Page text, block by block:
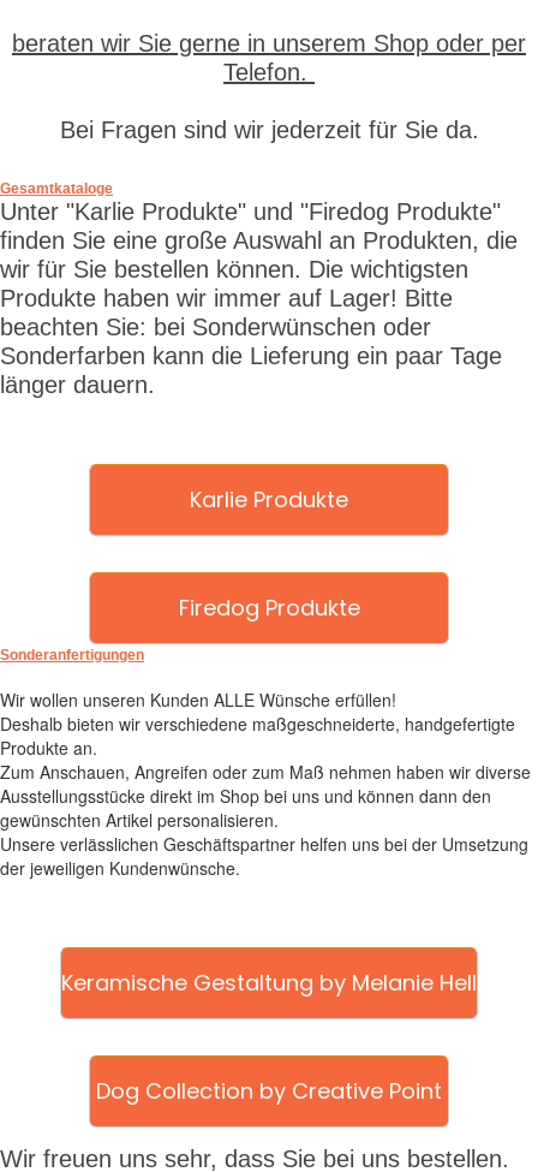
beraten wir Sie gerne in unserem Shop oder per
Telefon.
Bei Fragen sind wir jederzeit für Sie da.
Gesamtkataloge
Unter "Karlie Produkte" und "Firedog Produkte"
finden Sie eine große Auswahl an Produkten, die
wir für Sie bestellen können. Die wichtigsten
Produkte haben wir immer auf Lager! Bitte
beachten Sie: bei Sonderwünschen oder
Sonderfarben kann die Lieferung ein paar Tage
länger dauern.
Karlie Produkte
Firedog Produkte
Sonderanfertigungen
Wir wollen unseren Kunden ALLE Wünsche erfüllen!
Deshalb bieten wir verschiedene maßgeschneiderte, handgefertigte
Produkte an.
Zum Anschauen, Angreifen oder zum Maß nehmen haben wir diverse
Ausstellungsstücke direkt im Shop bei uns und können dann den
gewünschten Artikel personalisieren.
Unsere verlässlichen Geschäftspartner helfen uns bei der Umsetzung
der jeweiligen Kundenwünsche.
Keramische Gestaltung by Melanie Hell
Dog Collection by Creative Point
Wir freuen uns sehr, dass Sie bei uns bestellen.